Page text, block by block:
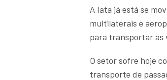
A Iata já está se
multilaterais e
para transportar as
O setor sofre hoje
transporte de